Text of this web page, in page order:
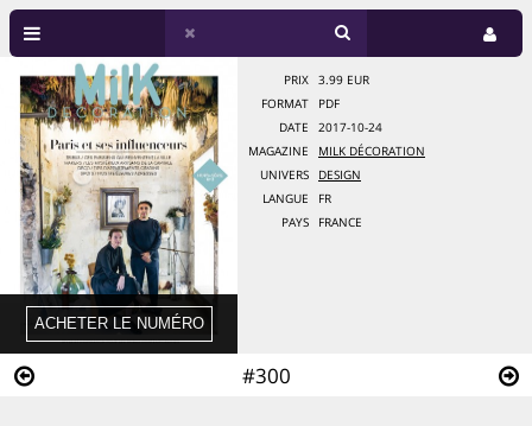
#300
PRIX
3.99 EUR
FORMAT
PDF
DATE
2017-10-24
MAGAZINE
MILK DÉCORATION
UNIVERS
DESIGN
LANGUE
FR
PAYS
FRANCE